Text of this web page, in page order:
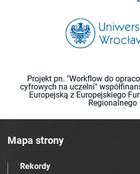
Projekt pn. "Workflow do
cyfrowych na uczelni"
Europejską z Europejskiego
Regionalnego
Mapa strony
Rekordy